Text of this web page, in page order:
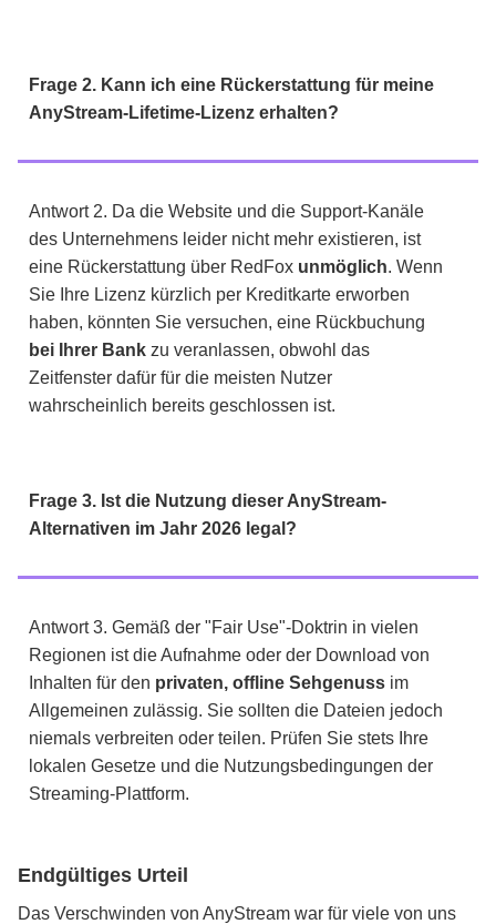
Frage 2. Kann ich eine Rückerstattung für meine
AnyStream-Lifetime-Lizenz erhalten?
Antwort 2. Da die Website und die Support-Kanäle
des Unternehmens leider nicht mehr existieren, ist
eine Rückerstattung über RedFox unmöglich. Wenn
Sie Ihre Lizenz kürzlich per Kreditkarte erworben
haben, könnten Sie versuchen, eine Rückbuchung
bei Ihrer Bank zu veranlassen, obwohl das
Zeitfenster dafür für die meisten Nutzer
wahrscheinlich bereits geschlossen ist.
Frage 3. Ist die Nutzung dieser AnyStream-
Alternativen im Jahr 2026 legal?
Antwort 3. Gemäß der "Fair Use"-Doktrin in vielen
Regionen ist die Aufnahme oder der Download von
Inhalten für den privaten, offline Sehgenuss im
Allgemeinen zulässig. Sie sollten die Dateien jedoch
niemals verbreiten oder teilen. Prüfen Sie stets Ihre
lokalen Gesetze und die Nutzungsbedingungen der
Streaming-Plattform.
Endgültiges Urteil
Das Verschwinden von AnyStream war für viele von uns